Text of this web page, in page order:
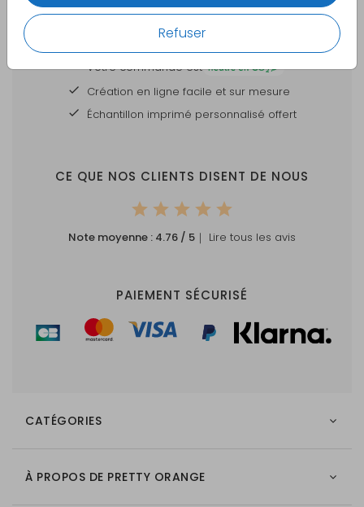
Refuser
Impression :
Impression en couleur sur le
dessus du couvercle.
Impression en blanc ou en
dorure : non disponible
Impression sur bois, veinure
visible et perceptible au
Expédition :
Expédié séparément avec
bois peuvent varier
peut paraître plus foncée
Les grandes surfaces
DES CARTES À PERSONNALISER POUR TOUTES
VOS GRANDES OCCASIONS
Votre commande est
Création en ligne facile et sur mesure
Échantillon imprimé personnalisé offert
CE QUE NOS CLIENTS DISENT DE NOUS
Note moyenne : 4.76 / 5 ｜ Lire tous les avis
PAIEMENT SÉCURISÉ
CATÉGORIES
À PROPOS DE PRETTY ORANGE